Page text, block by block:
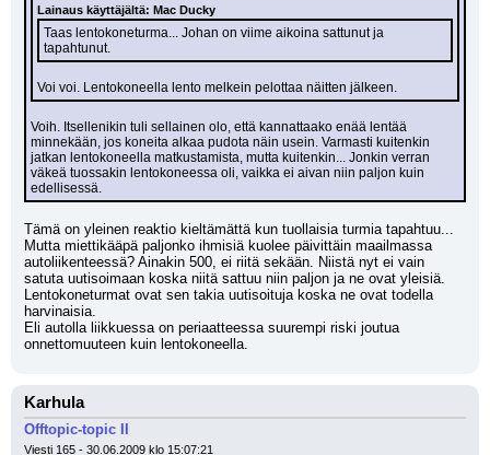
Lainaus käyttäjältä: Mac Ducky
Taas lentokoneturma... Johan on viime aikoina sattunut ja
tapahtunut.
Voi voi. Lentokoneella lento melkein pelottaa näitten jälkeen.
Voih. Itsellenikin tuli sellainen olo, että kannattaako enää lentää
minnekään, jos koneita alkaa pudota näin usein. Varmasti kuitenkin
jatkan lentokoneella matkustamista, mutta kuitenkin... Jonkin verran
väkeä tuossakin lentokoneessa oli, vaikka ei aivan niin paljon kuin
edellisessä.
Tämä on yleinen reaktio kieltämättä kun tuollaisia turmia tapahtuu...
Mutta miettikääpä paljonko ihmisiä kuolee päivittäin maailmassa
autoliikenteessä? Ainakin 500, ei riitä sekään. Niistä nyt ei vain
satuta uutisoimaan koska niitä sattuu niin paljon ja ne ovat yleisiä.
Lentokoneturmat ovat sen takia uutisoituja koska ne ovat todella
harvinaisia.
Eli autolla liikkuessa on periaatteessa suurempi riski joutua
onnettomuuteen kuin lentokoneella.
Karhula
Offtopic-topic II
Viesti 165 - 30.06.2009 klo 15:07:21